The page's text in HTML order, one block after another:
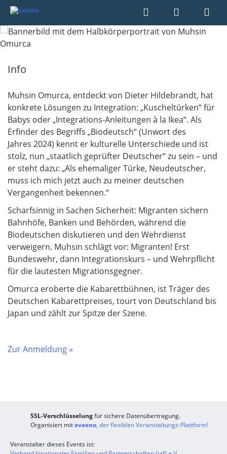
Info
Muhsin Omurca, entdeckt von Dieter Hildebrandt, hat
konkrete Lösungen zu Integration: „Kuscheltürken“ für
Babys oder „Integrations-Anleitungen à la Ikea“. Als
Erfinder des Begriffs „Biodeutsch“ (Unwort des
Jahres 2024) kennt er kulturelle Unterschiede und ist
stolz, nun „staatlich geprüfter Deutscher“ zu sein – und
er steht dazu: „Als ehemaliger Türke, Neudeutscher,
muss ich mich jetzt auch zu meiner deutschen
Vergangenheit bekennen.“
Scharfsinnig in Sachen Sicherheit: Migranten sichern
Bahnhöfe, Banken und Behörden, während die
Biodeutschen diskutieren und den Wehrdienst
verweigern. Muhsin schlägt vor: Migranten! Erst
Bundeswehr, dann Integrationskurs – und Wehrpflicht
für die lautesten Migrationsgegner.
Omurca eroberte die Kabarettbühnen, ist Träger des
Deutschen Kabarettpreises, tourt von Deutschland bis
Japan und zählt zur Spitze der Szene.
Zur Anmeldung »
SSL-Verschlüsselungfür sichere Datenübertragung.
Organisiert miteveeno, der flexiblen Veranstaltungs-Plattform!
Veranstalter dieses Events ist: